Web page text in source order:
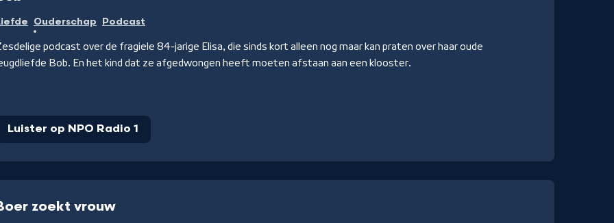
Ouderschap Podcast
podcast over de fragiele 84-jarige Elisa, die sinds kort alleen nog maar kan praten over haar oude
Bob. En het kind dat ze afgedwongen heeft moeten afstaan aan een klooster.
Luister op NPO Radio 1
zoekt vrouw